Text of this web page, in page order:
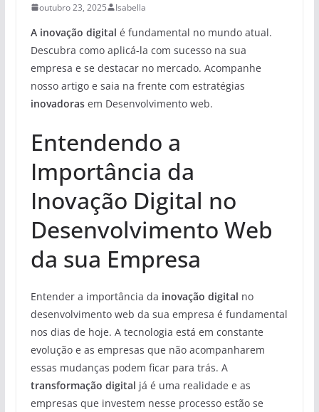
outubro 23, 2025 Isabella
A inovação digital é fundamental no mundo atual.
Descubra como aplicá-la com sucesso na sua
empresa e se destacar no mercado. Acompanhe
nosso artigo e saia na frente com estratégias
inovadorasem Desenvolvimento web.
Entendendo a
Importância da
Inovação Digital no
Desenvolvimento Web
da sua Empresa
Entender a importância da inovação digital no
desenvolvimento web da sua empresa é fundamental
nos dias de hoje. A tecnologia está em constante
evolução e as empresas que não acompanharem
essas mudanças podem ficar para trás. A
transformação digital já é uma realidade e as
empresas que investem nesse processo estão se